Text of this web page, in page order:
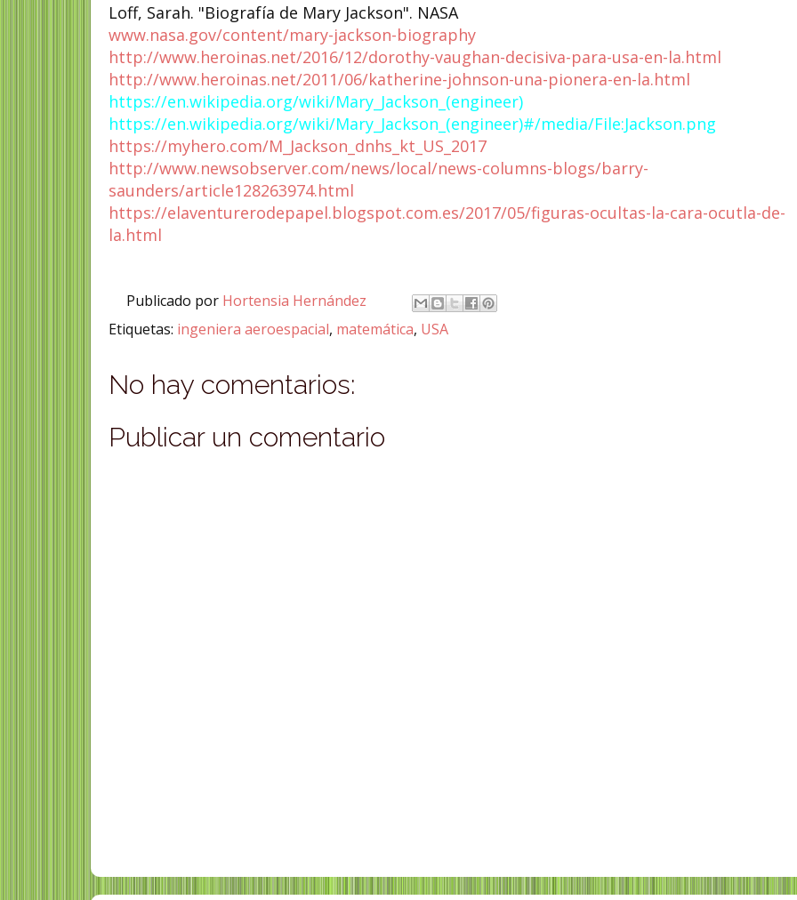
Loff, Sarah. "Biografía de Mary Jackson". NASA
www.nasa.gov/content/mary-jackson-biography
http://www.heroinas.net/2016/12/dorothy-vaughan-decisiva-para-usa-en-la.html
http://www.heroinas.net/2011/06/katherine-johnson-una-pionera-en-la.html
https://en.wikipedia.org/wiki/Mary_Jackson_(engineer)
https://en.wikipedia.org/wiki/Mary_Jackson_(engineer)#/media/File:Jackson.png
https://myhero.com/M_Jackson_dnhs_kt_US_2017
http://www.newsobserver.com/news/local/news-columns-blogs/barry-
saunders/article128263974.html
https://elaventurerodepapel.blogspot.com.es/2017/05/figuras-ocultas-la-cara-ocutla-de-
la.html
Publicado por Hortensia Hernández
Etiquetas: ingeniera aeroespacial, matemática, USA
No hay comentarios:
Publicar un comentario